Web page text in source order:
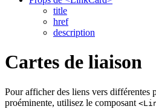
title
href
description
Cartes de liaison
Pour afficher des liens vers différentes
proéminente, utilisez le composant